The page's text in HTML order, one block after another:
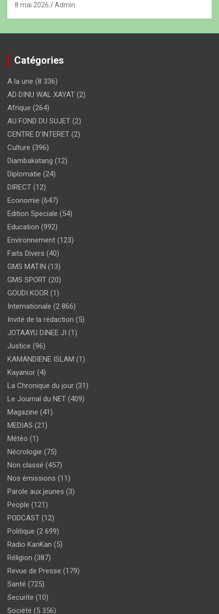
8 mai 2026 Admin
Catégories
A la une (8 336)
AD DINU WAL XAYAT (2)
Afrique (264)
AU FOND DU SUJET (2)
CENTRE D'INTERET (2)
Culture (396)
Diambakatang (12)
Diplomatie (24)
DIRECT (12)
Economie (647)
Edition Speciale (54)
Education (992)
Environnement (123)
Faits Divers (40)
GMS MATIN (13)
GMS SPORT (20)
GOUDI KOOR (1)
Internationale (2 866)
Invité de la rédaction (5)
JOTAAYU DINEE JI (1)
Justice (96)
KAMANDIENE ISLAM (1)
Kayanior (4)
La Chronique du jour (31)
Le Journal du NET (409)
Magazine (41)
MEDIAS (21)
Météo (1)
Nécrologie (75)
Non classé (457)
Nos émissions (11)
Parole aux jeunes (3)
People (121)
PODCAST (12)
Politique (2 699)
Radio KanKan (5)
Réligion (387)
Revue de Presse (179)
Santé (725)
Securite (10)
Société (5 356)